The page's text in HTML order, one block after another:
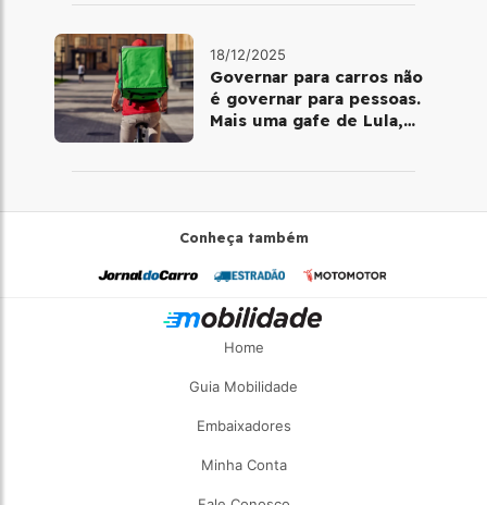
18/12/2025
Governar para carros não
é governar para pessoas.
Mais uma gafe de Lula,
Conheça também
Home
Guia Mobilidade
Embaixadores
Minha Conta